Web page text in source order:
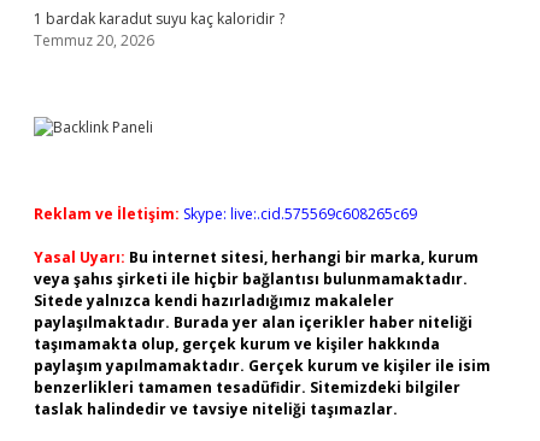
1 bardak karadut suyu kaç kaloridir ?
Temmuz 20, 2026
Reklam ve İletişim: Skype: live:.cid.575569c608265c69
Yasal Uyarı: Bu internet sitesi, herhangi bir marka, kurum
veya şahıs şirketi ile hiçbir bağlantısı bulunmamaktadır.
Sitede yalnızca kendi hazırladığımız makaleler
paylaşılmaktadır. Burada yer alan içerikler haber niteliği
taşımamakta olup, gerçek kurum ve kişiler hakkında
paylaşım yapılmamaktadır. Gerçek kurum ve kişiler ile isim
benzerlikleri tamamen tesadüfidir. Sitemizdeki bilgiler
taslak halindedir ve tavsiye niteliği taşımazlar.